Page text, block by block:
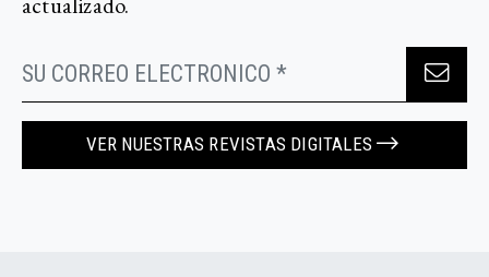
VER NUESTRAS REVISTAS DIGITALES